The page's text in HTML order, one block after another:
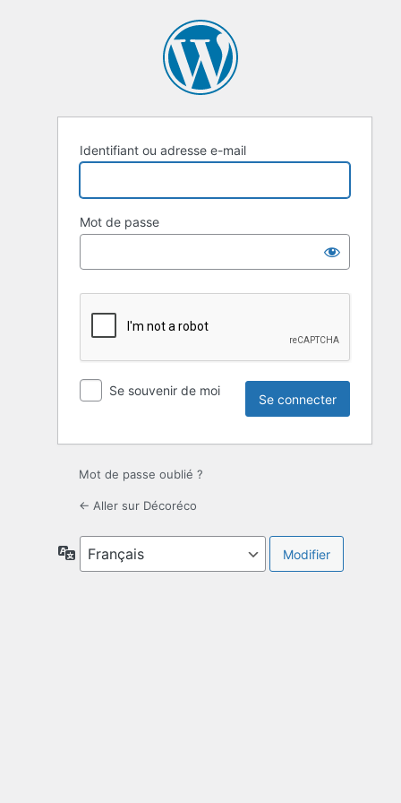
Identifiant ou adresse e-mail
Mot de passe
Se souvenir de moi
Mot de passe oublié ?
← Aller sur Décoréco
Langue